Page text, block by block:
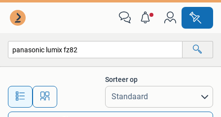
Alle afstanden…
Sorteer op